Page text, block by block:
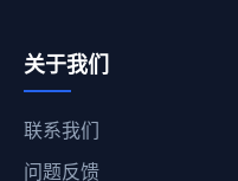
关于我们
联系我们
问题反馈